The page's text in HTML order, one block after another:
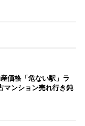
産価格「危ない駅」ラ
マンション売れ行き鈍